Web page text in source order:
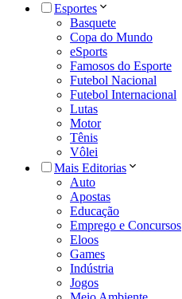
Esportes
Basquete
Copa do Mundo
eSports
Famosos do Esporte
Futebol Nacional
Futebol Internacional
Lutas
Motor
Tênis
Vôlei
Mais Editorias
Auto
Apostas
Educação
Emprego e Concursos
Eloos
Games
Indústria
Jogos